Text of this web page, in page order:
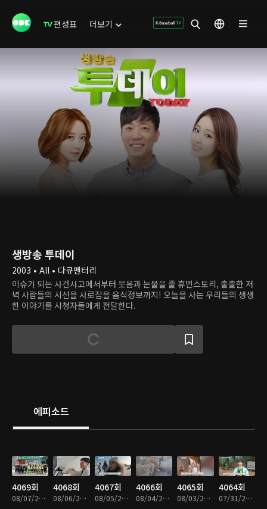
편성표 더보기
생방송 투데이
2003 • All • 다큐멘터리
이슈가 되는 사건사고에서부터 웃음과 눈물을 줄 휴먼스토리, 출출한 저
녁 사람들의 시선을 사로잡을 음식정보까지! 오늘을 사는 우리들의 생생
한 이야기를 시청자들에게 전달한다.
에피소드
4069회
08/07/2026 • 46분
4068회
08/06/2026 • 46분
4067회
08/05/2026 • 47분
4066회
08/04/2026 • 46분
4065회
08/03/2026 • 46분
4064회
07/31/2026 • 46분